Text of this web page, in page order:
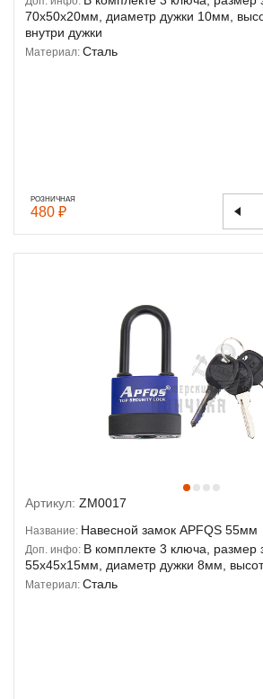
70х50х20мм, диаметр дужки 10мм,
внутри дужки
Материал: Сталь
РОЗНИЧНАЯ
480 ₽
Артикул: ZM0017
Название: Навесной замок APFQS 55мм
Доп. инфо: В комплекте 3 ключа, размер
55х45х15мм, диаметр дужки 8мм,
Материал: Сталь